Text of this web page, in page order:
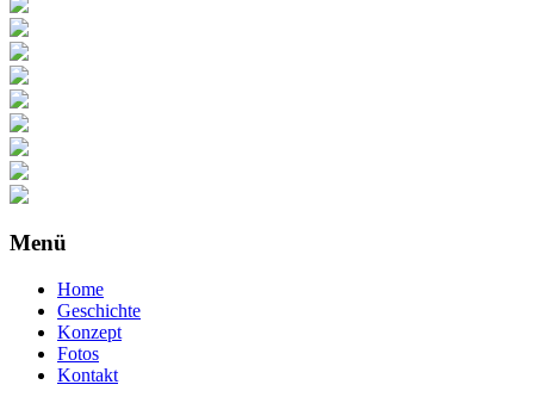
Menü
Home
Geschichte
Konzept
Fotos
Kontakt